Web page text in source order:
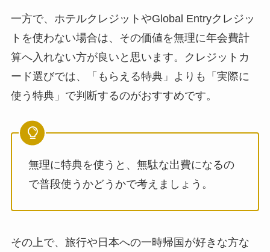
一方で、ホテルクレジットやGlobal Entryクレジッ
トを使わない場合は、その価値を無理に年会費計
算へ入れない方が良いと思います。クレジットカ
ード選びでは、「もらえる特典」よりも「実際に
使う特典」で判断するのがおすすめです。
無理に特典を使うと、無駄な出費になるの
で普段使うかどうかで考えましょう。
その上で、旅行や日本への一時帰国が好きな方な